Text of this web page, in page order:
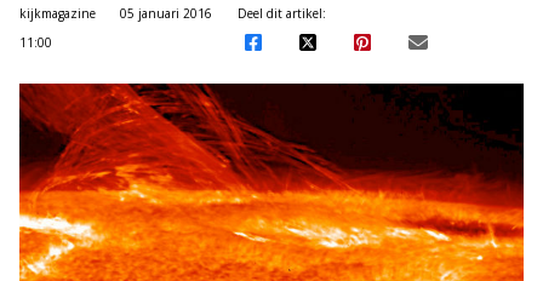
kijkmagazine
05 januari 2016
11:00
Deel dit artikel: